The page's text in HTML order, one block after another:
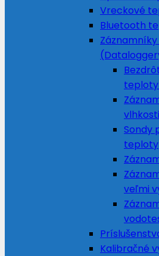
Vreckové
Bluetooth
teploty
vlhkosti
Sondy
teploty
veľmi
Kalibračné